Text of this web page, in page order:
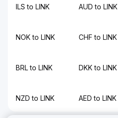
ILS to LINK AUD to LINK
NOK to LINK CHF to LINK
BRL to LINK DKK to LINK
NZD to LINK AED to LINK